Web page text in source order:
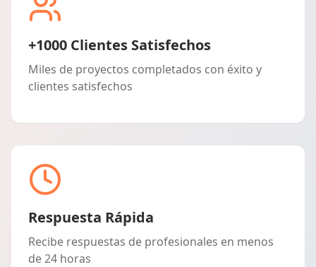
+1000 Clientes Satisfechos
Miles de proyectos completados con éxito y
clientes satisfechos
Respuesta Rápida
Recibe respuestas de profesionales en menos
de 24 horas